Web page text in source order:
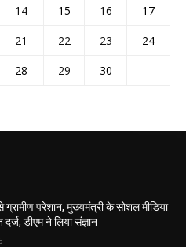
14 15 16
17
21 22 23
24
28 29
30
परेशान, मुख्यमंत्री के सोशल मीडिया
डीएम ने लिया संज्ञान